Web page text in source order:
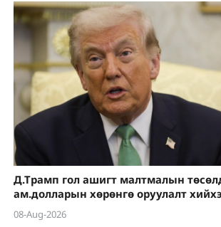
Д.Трамп гол ашигт малтмалын
ам.долларын хөрөнгө оруулалт
08-Aug-2026